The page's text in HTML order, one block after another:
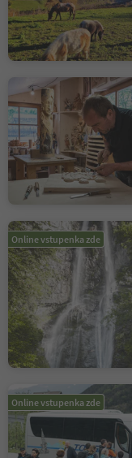
Online vstupenka zde
Online vstupenka zde